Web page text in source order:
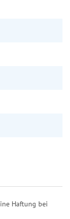
Haftung bei